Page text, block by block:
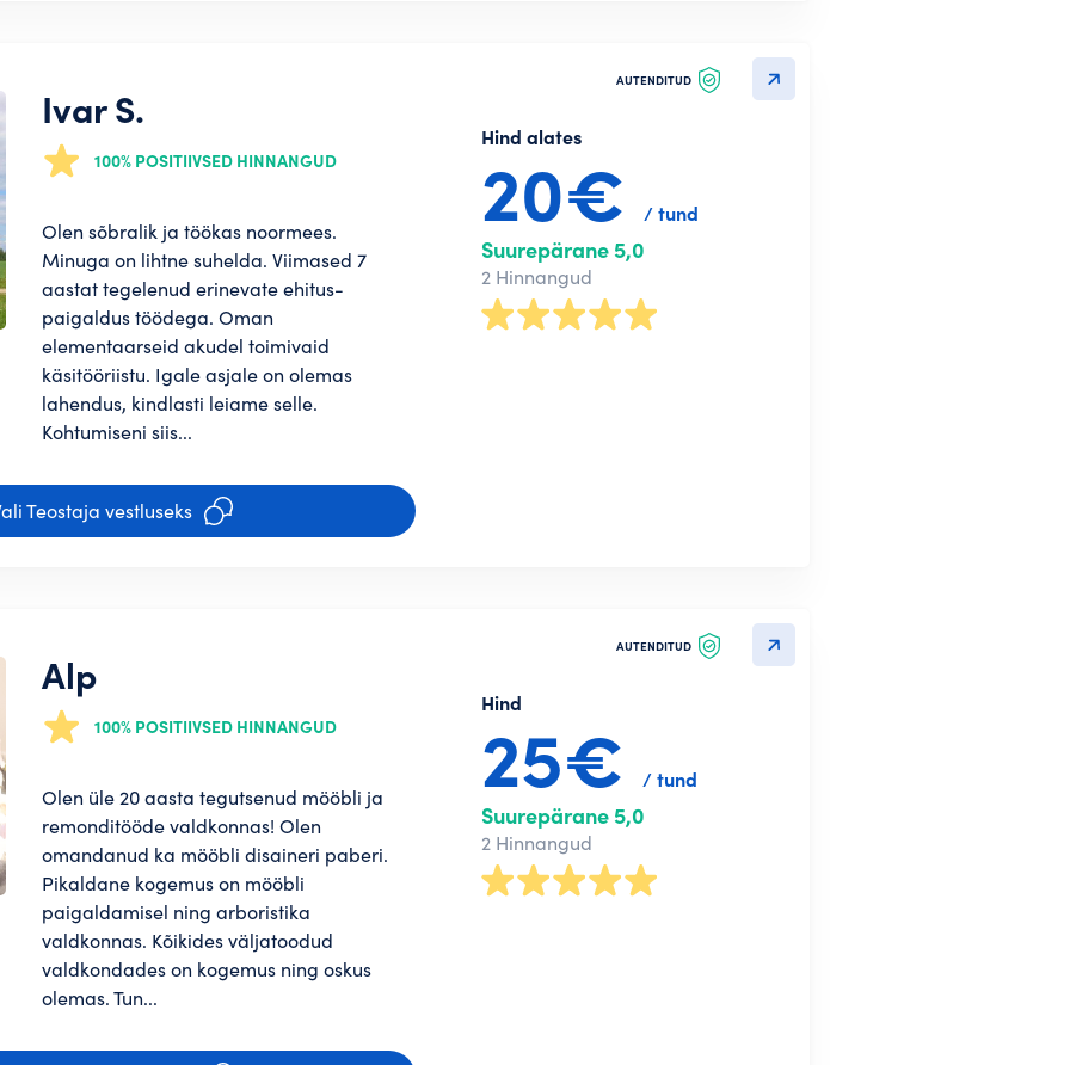
AUTENDITUD
Ivar S.
100% POSITIIVSED HINNANGUD
Olen sõbralik ja töökas noormees.
Minuga on lihtne suhelda. Viimased 7
aastat tegelenud erinevate ehitus-
paigaldus töödega. Oman
elementaarseid akudel toimivaid
käsitööriistu. Igale asjale on olemas
lahendus, kindlasti leiame selle.
Kohtumiseni siis...
Teostaja vestluseks
Hind alates
20€ / tund
Suurepärane 5,0
2 Hinnangud
AUTENDITUD
Alp
100% POSITIIVSED HINNANGUD
Olen üle 20 aasta tegutsenud mööbli ja
remonditööde valdkonnas! Olen
omandanud ka mööbli disaineri paberi.
Pikaldane kogemus on mööbli
paigaldamisel ning arboristika
valdkonnas. Kõikides väljatoodud
valdkondades on kogemus ning oskus
olemas. Tun...
Hind
25€ / tund
Suurepärane 5,0
2 Hinnangud